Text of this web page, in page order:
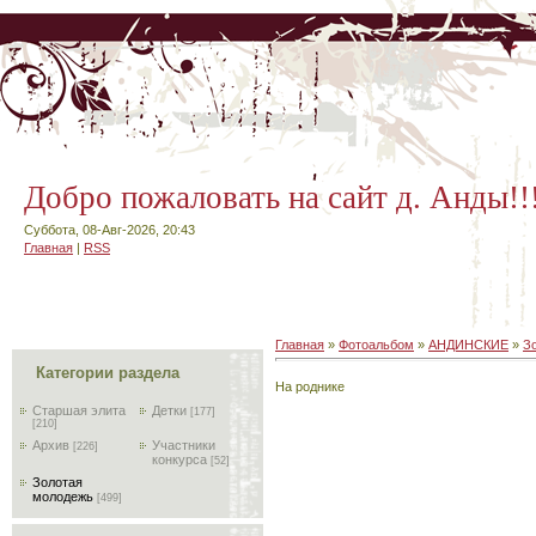
Добро пожаловать на сайт д. Анды!!!
Суббота, 08-Авг-2026, 20:43
Главная | RSS
Категории раздела
Старшая элита
[210]
Детки [177]
Архив [226]
Участники
конкурса [52]
Золотая
молодежь [499]
Главная » Фотоальбом » АНДИНСКИЕ »
На роднике